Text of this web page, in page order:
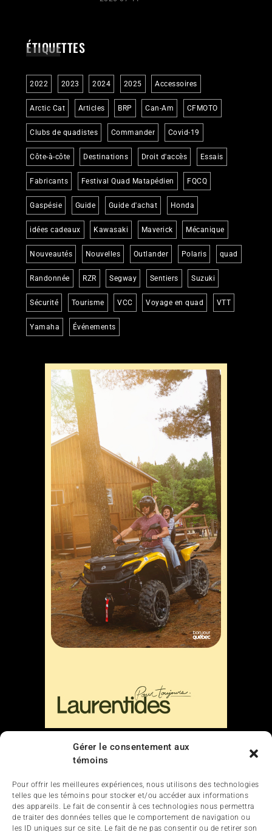
Gérer le consentement aux
témoins
Pour offrir les meilleures expériences, nous utilisons des technologies
telles que les témoins pour stocker et/ou accéder aux informations
des appareils. Le fait de consentir à ces technologies nous permettra
de traiter des données telles que le comportement de navigation ou
les ID uniques sur ce site. Le fait de ne pas consentir ou de retirer son
ÉTIQUETTES
2022 2023 2024 2025 Accessoires
Arctic Cat Articles BRP Can-Am CFMOTO
Clubs de quadistes Commander Covid-19
Côte-à-côte Destinations Droit d'accès Essais
Fabricants Festival Quad Matapédien FQCQ
Gaspésie Guide Guide d'achat Honda
idées cadeaux Kawasaki Maverick Mécanique
Nouveautés Nouvelles Outlander Polaris quad
Randonnée RZR Segway Sentiers Suzuki
Sécurité Tourisme VCC Voyage en quad VTT
Yamaha Événements
Nous contacter